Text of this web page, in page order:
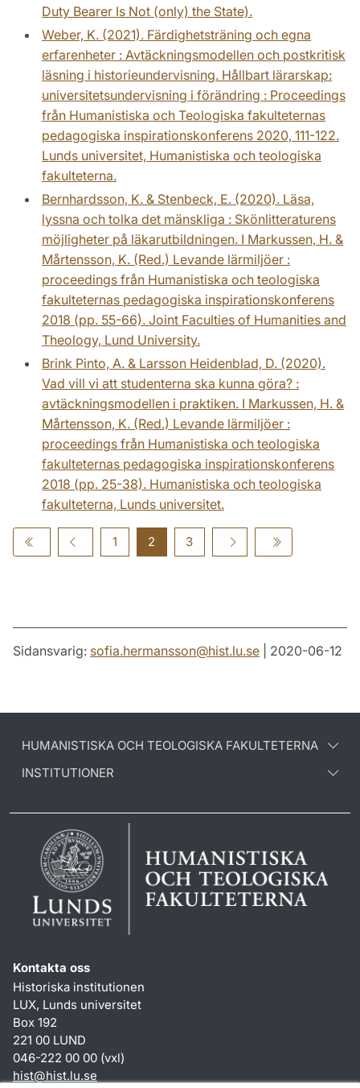
Duty Bearer Is Not (only) the State).
Weber, K. (2021). Färdighetsträning och egna
erfarenheter : Avtäckningsmodellen och postkritisk
läsning i historieundervisning. Hållbart lärarskap:
universitetsundervisning i förändring : Proceedings
från Humanistiska och Teologiska fakulteternas
pedagogiska inspirationskonferens 2020, 111-122.
Lunds universitet, Humanistiska och teologiska
fakulteterna.
Bernhardsson, K. & Stenbeck, E. (2020). Läsa,
lyssna och tolka det mänskliga : Skönlitteraturens
möjligheter på läkarutbildningen. I Markussen, H. &
Mårtensson, K. (Red.) Levande lärmiljöer :
proceedings från Humanistiska och teologiska
fakulteternas pedagogiska inspirationskonferens
2018 (pp. 55-66). Joint Faculties of Humanities and
Theology, Lund University.
Brink Pinto, A. & Larsson Heidenblad, D. (2020).
Vad vill vi att studenterna ska kunna göra? :
avtäckningsmodellen i praktiken. I Markussen, H. &
Mårtensson, K. (Red.) Levande lärmiljöer :
proceedings från Humanistiska och teologiska
fakulteternas pedagogiska inspirationskonferens
2018 (pp. 25-38). Humanistiska och teologiska
fakulteterna, Lunds universitet.
1 2 3
Sidansvarig: sofia.hermansson@hist.lu.se | 2020-06-12
HUMANISTISKA OCH TEOLOGISKA FAKULTETERNA
INSTITUTIONER
Kontakta oss
Historiska institutionen
LUX, Lunds universitet
Box 192
221 00 LUND
046-222 00 00 (vxl)
hist@hist.lu.se